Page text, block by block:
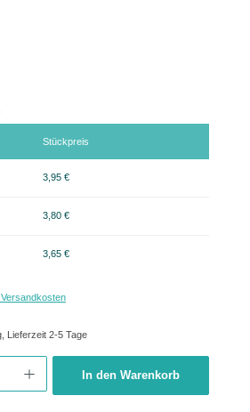
Stückpreis
3,95 €
3,80 €
3,65 €
Lieferzeit 2-5 Tage
In den Warenkorb